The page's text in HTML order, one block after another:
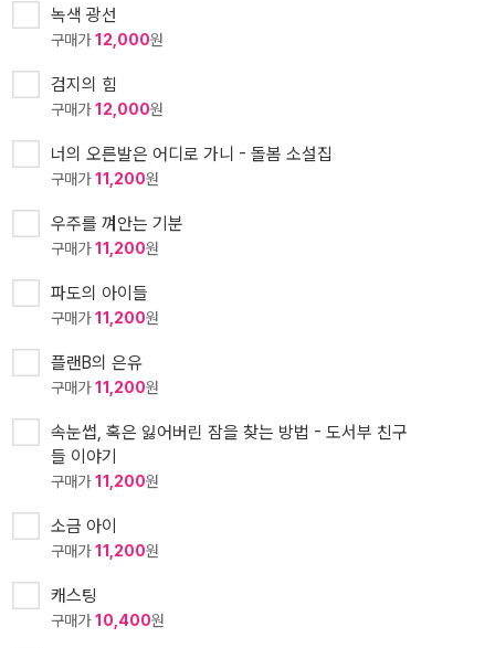
녹색 광선
구매가12,000원
검지의 힘
구매가12,000원
너의 오른발은 어디로 가니 - 돌봄 소설집
구매가11,200원
우주를 껴안는 기분
구매가11,200원
파도의 아이들
구매가11,200원
플랜B의 은유
구매가11,200원
속눈썹, 혹은 잃어버린 잠을 찾는 방법 - 도서부 친구
들 이야기
구매가11,200원
소금 아이
구매가11,200원
캐스팅
구매가10,400원